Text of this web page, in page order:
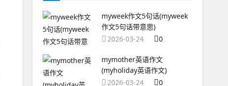
myweek作文5句话(myweek
作文5句话带意思)
2026-03-24
0
mymother英语作文
(myholiday英语作文)
2026-03-24
0